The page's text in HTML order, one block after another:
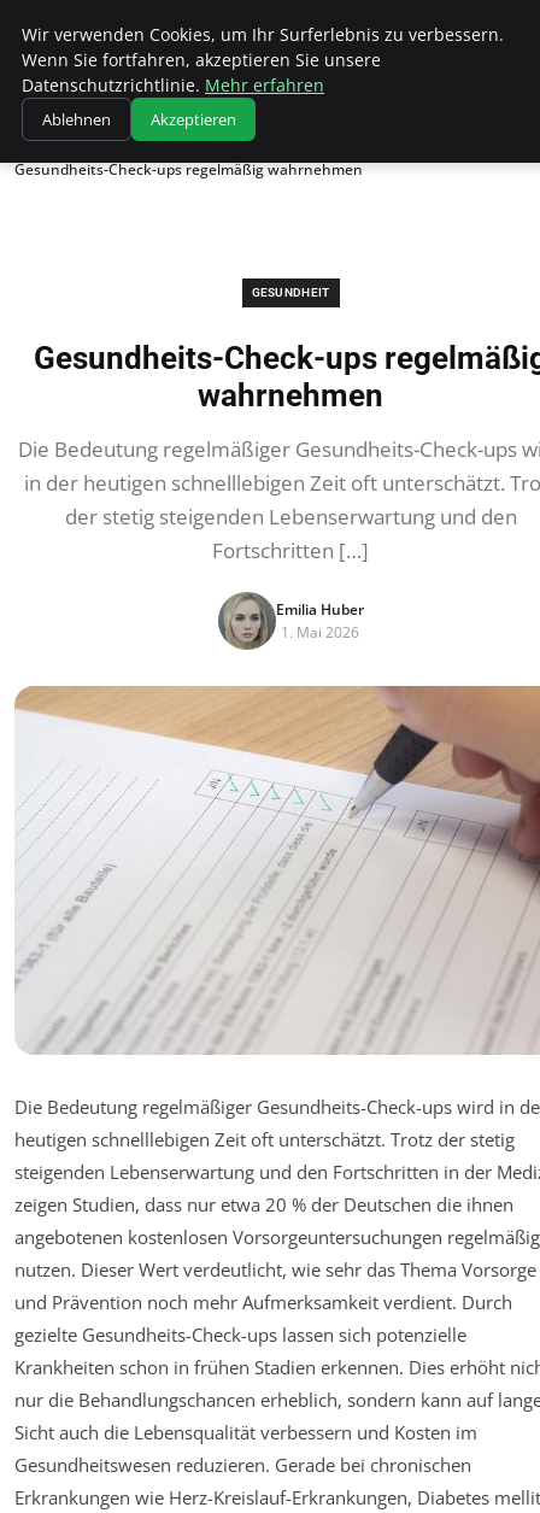
Wk Institut
Startseite
Gesundheit
Gesundheits-Check-ups regelmäßig wahrnehmen
GESUNDHEIT
Gesundheits-Check-ups
wahrnehmen
Die Bedeutung regelmäßiger Gesundheits-Check-ups
in der heutigen schnelllebigen Zeit oft unterschätzt.
der stetig steigenden Lebenserwartung und den
Fortschritten […]
Emilia Huber
1. Mai 2026
Die Bedeutung regelmäßiger Gesundheits-Check-ups wird in
heutigen schnelllebigen Zeit oft unterschätzt. Trotz der stetig
steigenden Lebenserwartung und den Fortschritten in der
zeigen Studien, dass nur etwa 20 % der Deutschen die ihnen
angebotenen kostenlosen Vorsorgeuntersuchungen regelmäßig
nutzen. Dieser Wert verdeutlicht, wie sehr das Thema Vorsorge
und Prävention noch mehr Aufmerksamkeit verdient. Durch
gezielte Gesundheits-Check-ups lassen sich potenzielle
Krankheiten schon in frühen Stadien erkennen. Dies erhöht
nur die Behandlungschancen erheblich, sondern kann auf
Sicht auch die Lebensqualität verbessern und Kosten im
Gesundheitswesen reduzieren. Gerade bei chronischen
Erkrankungen wie Herz-Kreislauf-Erkrankungen, Diabetes
Wir verwenden Cookies, um Ihr Surferlebnis zu verbessern.
Wenn Sie fortfahren, akzeptieren Sie unsere
Datenschutzrichtlinie. Mehr erfahren
Ablehnen Akzeptieren